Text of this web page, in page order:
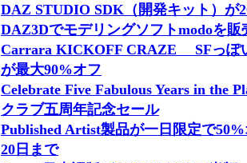
DAZ STUDIO SDK（開発キット）が
DAZ3Dでモデリングソフトmodoを販
Carrara KICKOFF CRAZE SFっぽ
が最大90%オフ
Celebrate Five Fabulous Years in the
クラブ五周年記念セール
Published Artist製品が一日限定で
20日まで